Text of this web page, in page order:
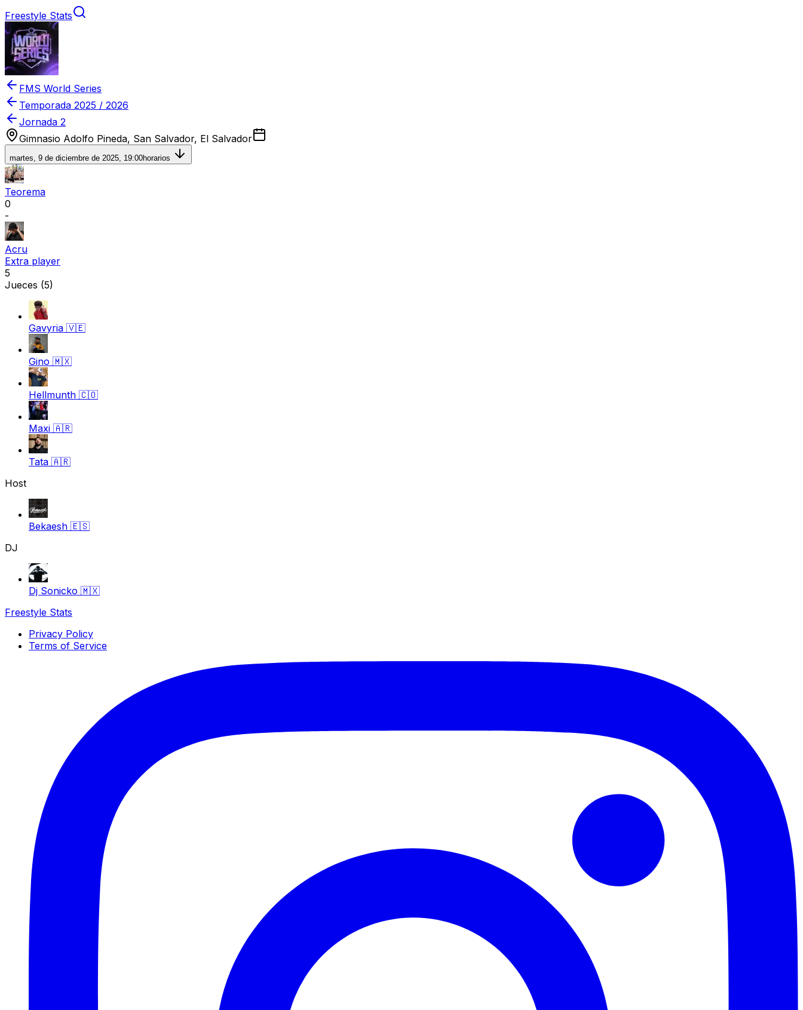
Freestyle Stats
FMS World Series
Temporada 2025 / 2026
Jornada 2
Gimnasio Adolfo Pineda, San Salvador, El Salvador
martes, 9 de diciembre de 2025, 19:00horarios
Teorema
0
-
Acru
Extra player
5
Jueces (5)
Gavyria 🇻🇪
Gino 🇲🇽
Hellmunth 🇨🇴
Maxi 🇦🇷
Tata 🇦🇷
Host
Bekaesh 🇪🇸
DJ
Dj Sonicko 🇲🇽
Freestyle Stats
Privacy Policy
Terms of Service